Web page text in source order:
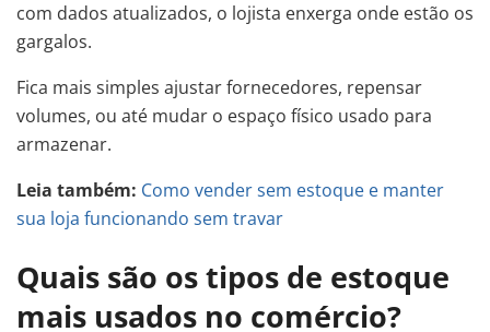
com dados atualizados, o lojista enxerga onde estão os
gargalos.
Fica mais simples ajustar fornecedores, repensar
volumes, ou até mudar o espaço físico usado para
armazenar.
Leia também: Como vender sem estoque e manter
sua loja funcionando sem travar
Quais são os tipos de estoque
mais usados no comércio?